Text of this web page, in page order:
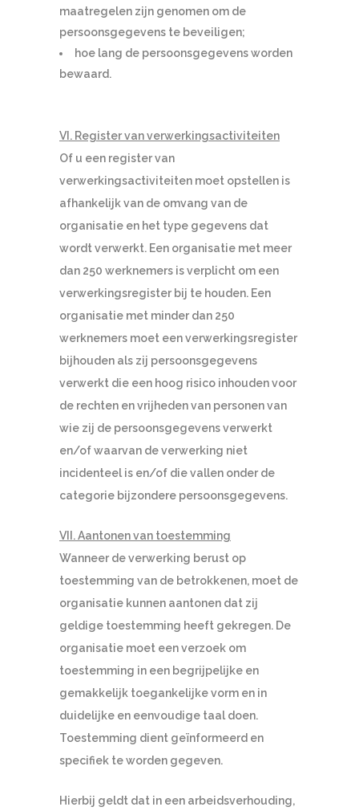
maatregelen zijn genomen om de
persoonsgegevens te beveiligen;
hoe lang de persoonsgegevens worden
bewaard.
VI. Register van verwerkingsactiviteiten
Of u een register van
verwerkingsactiviteiten moet opstellen is
afhankelijk van de omvang van de
organisatie en het type gegevens dat
wordt verwerkt. Een organisatie met meer
dan 250 werknemers is verplicht om een
verwerkingsregister bij te houden. Een
organisatie met minder dan 250
werknemers moet een verwerkingsregister
bijhouden als zij persoonsgegevens
verwerkt die een hoog risico inhouden voor
de rechten en vrijheden van personen van
wie zij de persoonsgegevens verwerkt
en/of waarvan de verwerking niet
incidenteel is en/of die vallen onder de
categorie bijzondere persoonsgegevens.
VII. Aantonen van toestemming
Wanneer de verwerking berust op
toestemming van de betrokkenen, moet de
organisatie kunnen aantonen dat zij
geldige toestemming heeft gekregen. De
organisatie moet een verzoek om
toestemming in een begrijpelijke en
gemakkelijk toegankelijke vorm en in
duidelijke en eenvoudige taal doen.
Toestemming dient geïnformeerd en
specifiek te worden gegeven.
Hierbij geldt dat in een arbeidsverhouding,